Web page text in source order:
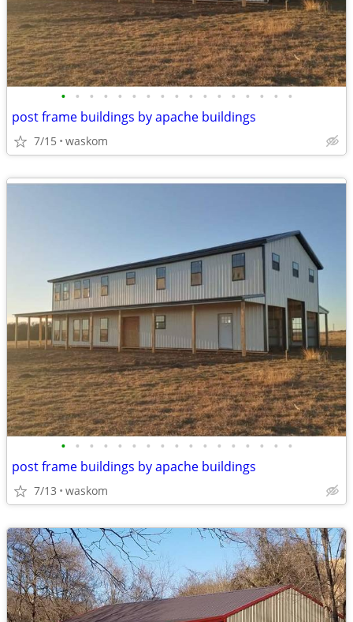
• • • • • • • • • • • • • • • • •
post frame buildings by apache buildings
7/15 waskom
• • • • • • • • • • • • • • • • •
post frame buildings by apache buildings
7/13 waskom